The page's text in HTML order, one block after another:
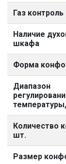
Газ контроль
Наличие
шкафа
Форма
Диапазон
Количество
шт.
Размер